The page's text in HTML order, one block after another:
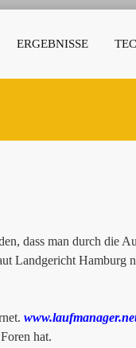
ERGEBNISSE
dass man durch die
Landgericht Hamburg
hat.